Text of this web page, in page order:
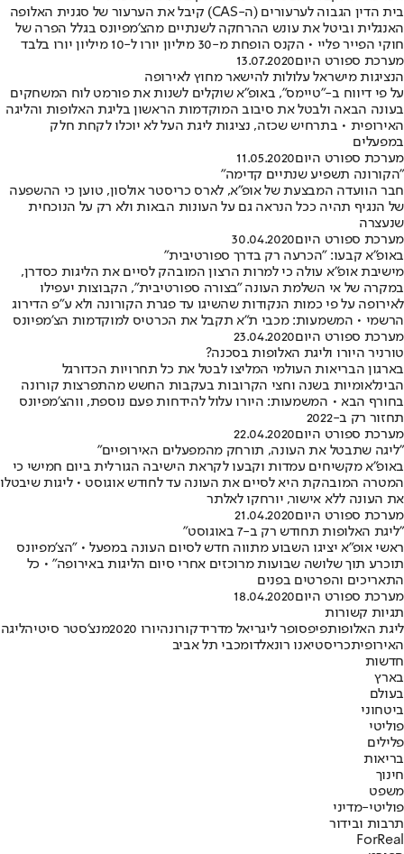
בית הדין הגבוה לערעורים (ה-CAS) קיבל את הערעור של סגנית האלופה
האנגלית וביטל את עונש ההרחקה לשנתיים מהצ'מפיונס בגלל הפרה של
חוקי הפייר פליי • הקנס הופחת מ-30 מיליון יורו ל-10 מיליון יורו בלבד
מערכת ספורט היום13.07.2020
הנציגות מישראל עלולות להישאר מחוץ לאירופה
על פי דיווח ב-"טיימס", באופ"א שוקלים לשנות את פורמט לוח המשחקים
בעונה הבאה ולבטל את סיבוב המוקדמות הראשון בליגת האלופות והליגה
האירופית • בתרחיש שכזה, נציגות ליגת העל לא יוכלו לקחת חלק
במפעלים
מערכת ספורט היום11.05.2020
"הקורונה תשפיע שנתיים קדימה"
חבר הוועדה המבצעת של אופ"א, לארס כריסטר אולסון, טוען כי ההשפעה
של הנגיף תהיה ככל הנראה גם על העונות הבאות ולא רק על הנוכחית
שנעצרה
מערכת ספורט היום30.04.2020
באופ"א קבעו: "הכרעה רק בדרך ספורטיבית"
מישיבת אופ"א עולה כי למרות הרצון המובהק לסיים את הליגות כסדרן,
במקרה של אי השלמת העונה "בצורה ספורטיבית", הקבוצות יעפילו
לאירופה על פי כמות הנקודות שהשיגו עד פגרת הקורונה ולא ע"פ הדירוג
הרשמי • המשמעות: מכבי ת"א תקבל את הכרטיס למוקדמות הצ'מפיונס
מערכת ספורט היום23.04.2020
טורניר היורו וליגת האלופות בסכנה?
בארגון הבריאות העולמי המליצו לבטל את כל תחרויות הכדורגל
הבינלאומיות בשנה וחצי הקרובות בעקבות החשש מהתפרצות קורונה
בחורף הבא • המשמעות: היורו עלול להידחות פעם נוספת, ווהצ'מפיונס
תחזור רק ב-2022
מערכת ספורט היום22.04.2020
"ליגה שתבטל את העונה, תורחק מהמפעלים האירופיים"
באופ"א מקשיחים עמדות וקבעו לקראת הישיבה הגורלית ביום חמישי כי
המטרה המובהקת היא לסיים את העונה עד לחודש אוגוסט • ליגות שיבטלו
את העונה ללא אישור, יורחקו לאלתר
מערכת ספורט היום21.04.2020
"ליגת האלופות תחודש רק ב-7 באוגוסט"
ראשי אופ"א יציגו השבוע מתווה חדש לסיום העונה במפעל • "הצ'מפיונס
תוכרע תוך שלושה שבועות מרוכזים אחרי סיום הליגות באירופה" • כל
התאריכים והפרטים בפנים
מערכת ספורט היום18.04.2020
תגיות קשורות
ליגת האלופותפיפסופר ליגריאל מדרידקורונהיורו 2020 מנצ'סטר סיטיהליגה
האירופיתכריסטיאנו רונאלדומכבי תל אביב
חדשות
בארץ
בעולם
ביטחוני
פוליטי
פלילים
בריאות
חינוך
משפט
פוליטי-מדיני
תרבות ובידור
ForReal